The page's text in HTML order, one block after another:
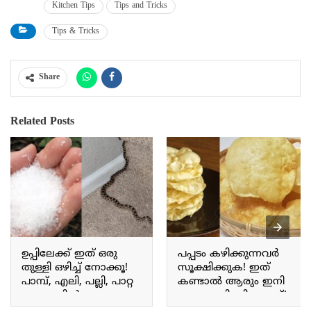
Kitchen Tips
Tips and Tricks
Tips & Tricks
Share
Related Posts
ഉപ്പിലേക്ക് ഇത് ഒരു
തുള്ളി ഒഴിച്ച് നോക്കൂ!
പാമ്പ്, എലി, പല്ലി, പാറ്റ
ഒറ്റ നക്കിൽ തന്നെ
കൂട്ടത്തോടെ വീഴും;
പപ്പടം കഴിക്കുന്നവർ
സൂക്ഷിക്കുക! ഇത്
കണ്ടാൽ ആരും ഇനി
പപ്പടം കഴിക്കില്ല ഉറപ്പ്!
ഇനിയും അറിയാതെ